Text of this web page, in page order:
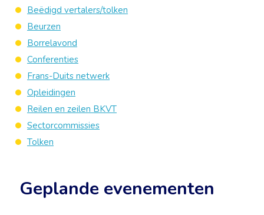
Geplande evenementen
Beëdigd vertalers/tolken
Beurzen
Borrelavond
Conferenties
Frans-Duits netwerk
Opleidingen
Reilen en zeilen BKVT
Sectorcommissies
Tolken